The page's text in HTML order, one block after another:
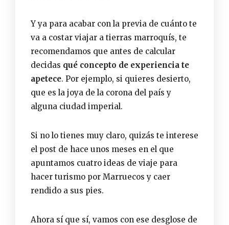
Y ya para acabar con la previa de cuánto te
va a costar viajar a tierras marroquís, te
recomendamos que antes de calcular
decidas qué concepto de experiencia te
apetece. Por ejemplo, si quieres desierto,
que es la joya de la corona del país y
alguna ciudad imperial.
Si no lo tienes muy claro, quizás te interese
el post de hace unos meses en el que
apuntamos cuatro ideas de viaje para
hacer turismo por Marruecos y caer
rendido a sus pies.
Ahora sí que sí, vamos con ese desglose de